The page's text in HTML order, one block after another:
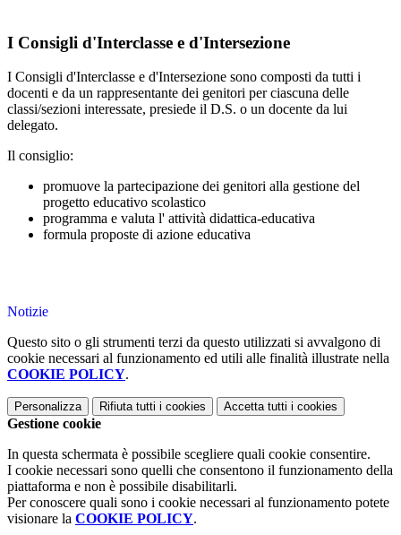
I Consigli d'Interclasse e d'Intersezione
I Consigli d'Interclasse e d'Intersezione sono composti da tutti i
docenti e da un rappresentante dei genitori per ciascuna delle
classi/sezioni interessate, presiede il D.S. o un docente da lui
delegato.
Il consiglio:
promuove la partecipazione dei genitori alla gestione del
progetto educativo scolastico
programma e valuta l' attività didattica-educativa
formula proposte di azione educativa
Notizie
Questo sito o gli strumenti terzi da questo utilizzati si avvalgono di
cookie necessari al funzionamento ed utili alle finalità illustrate nella
COOKIE POLICY.
Personalizza Rifiuta tutti i cookies Accetta tutti i cookies
Gestione cookie
In questa schermata è possibile scegliere quali cookie consentire.
I cookie necessari sono quelli che consentono il funzionamento della
piattaforma e non è possibile disabilitarli.
Per conoscere quali sono i cookie necessari al funzionamento potete
visionare la COOKIE POLICY.